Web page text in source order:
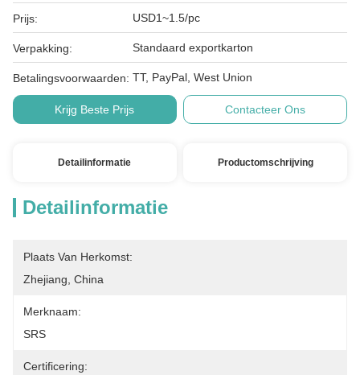
Prijs: USD1~1.5/pc
Verpakking: Standaard exportkarton
Betalingsvoorwaarden: TT, PayPal, West Union
Krijg Beste Prijs Contacteer Ons
Detailinformatie Productomschrijving
Detailinformatie
Plaats Van Herkomst:
Zhejiang, China
Merknaam:
SRS
Certificering: